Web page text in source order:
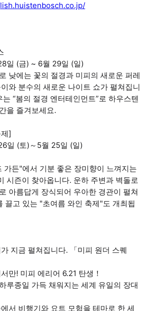
일 (금) ~ 6월 29일 (일)
낮에는 꽃의 절경과 미피의 새로운 퍼레
와 분수의 새로운 나이트 쇼가 펼쳐집니
“봄의 절경 엔터테인먼트”로 하우스텐
을 즐겨보세요.
]
일 (토)～5월 25일 (일)
가든"에서 기분 좋은 장미향이 느껴지는
시즌이 찾아옵니다. 운하 주변과 벽돌로
아름답게 장식되어 우아한 경관이 펼쳐
끌고 있는 "초여름 와인 축제"도 개최됩
지금 펼쳐집니다. 「미피 원더 스퀘
만! 미피 에리어 6.21 탄생！
루종일 가득 채워지는 세계 유일의 장대
서 비행기와 요트 모험을 테마로 한 세